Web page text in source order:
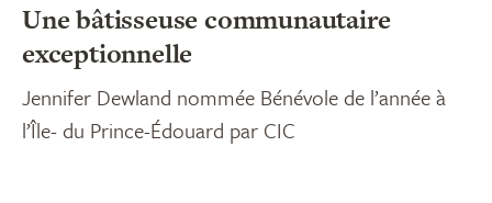
Une bâtisseuse communautaire
exceptionnelle
Jennifer Dewland nommée Bénévole de l’année à
l’Île- du Prince-Édouard par CIC